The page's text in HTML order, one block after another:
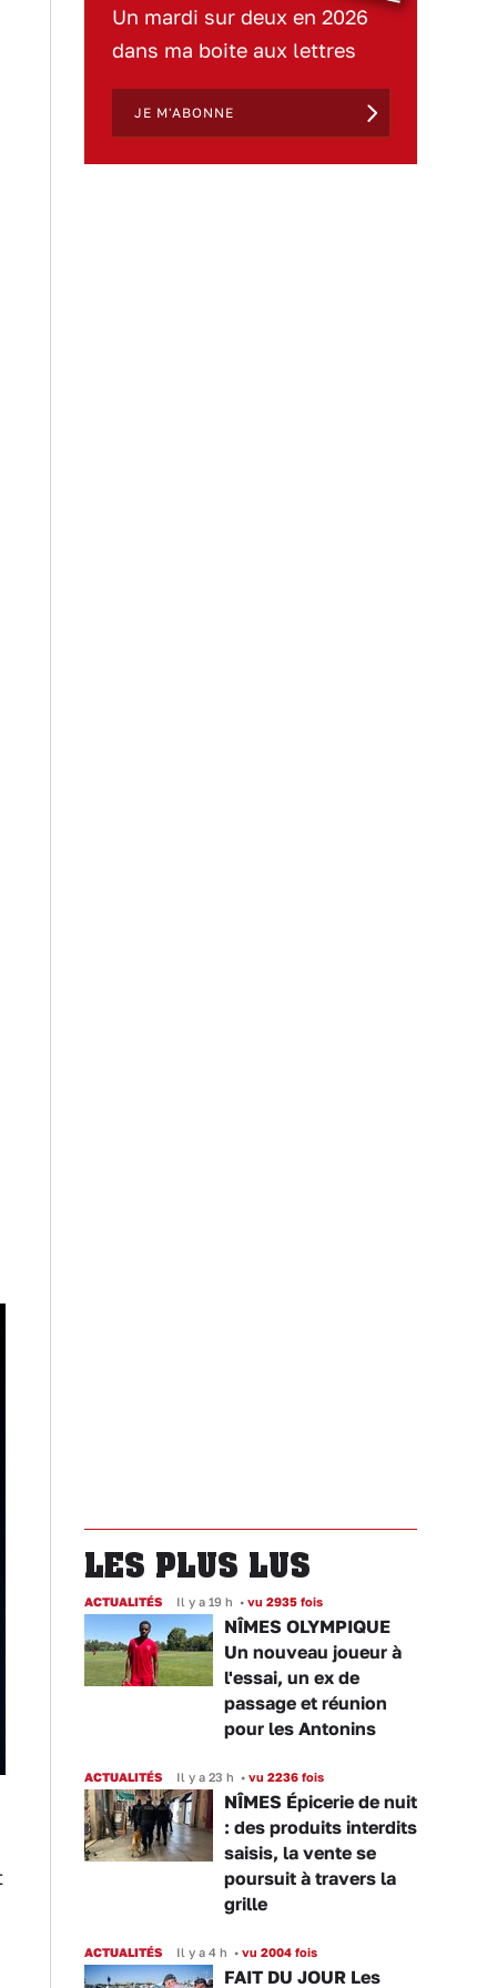
Un mardi sur deux en 2026
dans ma boite aux lettres
JE M'ABONNE
LES PLUS LUS
ACTUALITÉS Il y a 19 h • vu 2935 fois
NÎMES OLYMPIQUE
Un nouveau joueur à
l'essai, un ex de
passage et réunion
pour les Antonins
ACTUALITÉS Il y a 23 h • vu 2236 fois
NÎMES Épicerie de nuit
: des produits interdits
saisis, la vente se
poursuit à travers la
grille
ACTUALITÉS Il y a 4 h • vu 2004 fois
FAIT DU JOUR Les